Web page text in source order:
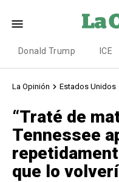
Donald Trump ICE
La Opinión Estados Unidos
“Traté de
Tennessee
que lo